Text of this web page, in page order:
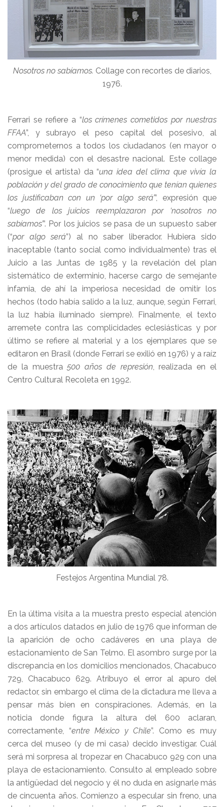
Nosotros no sabíamos. Collage con recortes de diarios,
1976.
Ferrari se refiere a “los crímenes cometidos por nuestras
FFAA”, y subrayo el peso capital del posesivo, al
comprometernos a todos los ciudadanos (en mayor o
menor medida) con el desastre nacional. Este collage
(prosigue el artista) da “una idea del clima que vivía la
población y del grado de conocimiento que tenían quienes
los justificaban con un ‘por algo será’”, expresión que
“luego de los juicios reemplazaron por ‘nosotros no
sabíamos’”. Por los juicios se pasa de un supuesto saber
(“por algo será”) al no saber liberador. Hubiera sido
inaceptable (tanto social como individualmente) tras el
Juicio a las Juntas de 1985 y la revelación del plan
sistemático de exterminio, hacerse cargo de semejante
infamia, de ahí la imperiosa necesidad de omitir los
hechos (todo había salido a la luz, aunque, según Ferrari,
la luz había iluminado siempre). Finalmente, el texto
arremete contra las complicidades eclesiásticas y por
último se refiere al material y a los ejemplares que se
editaron en Brasil (donde Ferrari se exilió en 1976) y a raíz
de la muestra500 años de represión, realizada en el
Centro Cultural Recoleta en 1992.
Festejos Argentina Mundial 78.
En la última visita a la muestra presto especial atención
a dos artículos datados en julio de 1976 que informan de
la aparición de ocho cadáveres en una playa de
estacionamiento de San Telmo. El asombro surge por la
discrepancia en los domicilios mencionados, Chacabuco
729, Chacabuco 629. Atribuyo el error al apuro del
redactor, sin embargo el clima de la dictadura me lleva a
pensar más bien en conspiraciones. Además, en la
noticia donde figura la altura del 600 aclaran,
correctamente, “entre México y Chile”. Como es muy
cerca del museo (y de mi casa) decido investigar. Cuál
será mi sorpresa al tropezar en Chacabuco 929 con una
playa de estacionamiento. Consulto al empleado sobre
la antigüedad del negocio y él no duda en asignarle más
de cincuenta años. Comienzo a especular sin freno, una